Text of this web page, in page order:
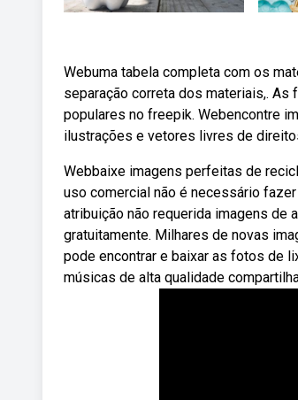
Webuma tabela completa com os
separação correta dos materiais,.
populares no freepik. Webencontre
ilustrações e vetores livres de
Webbaixe imagens perfeitas de
uso comercial não é necessário
atribuição não requerida imagens
gratuitamente. Milhares de novas
pode encontrar e baixar as fotos de
músicas de alta qualidade